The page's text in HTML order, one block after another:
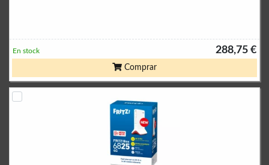
288,75 €
En stock
Comprar